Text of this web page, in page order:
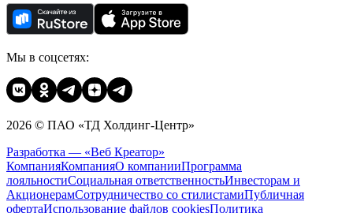
Мы в соцсетях:
2026 © ПАО «ТД Холдинг-Центр»
Разработка — «Веб Креатор»
КомпанияКомпанияО компанииПрограмма
лояльностиСоциальная ответственностьИнвесторам и
АкционерамСотрудничество со стилистамиПубличная
офертаИспользование файлов cookiesПолитика